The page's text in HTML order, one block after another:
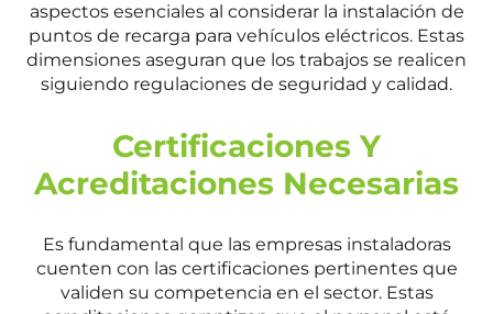
aspectos esenciales al considerar la instalación de
puntos de recarga para vehículos eléctricos. Estas
dimensiones aseguran que los trabajos se realicen
siguiendo regulaciones de seguridad y calidad.
Certificaciones Y
Acreditaciones Necesarias
Es fundamental que las empresas instaladoras
cuenten con las certificaciones pertinentes que
validen su competencia en el sector. Estas